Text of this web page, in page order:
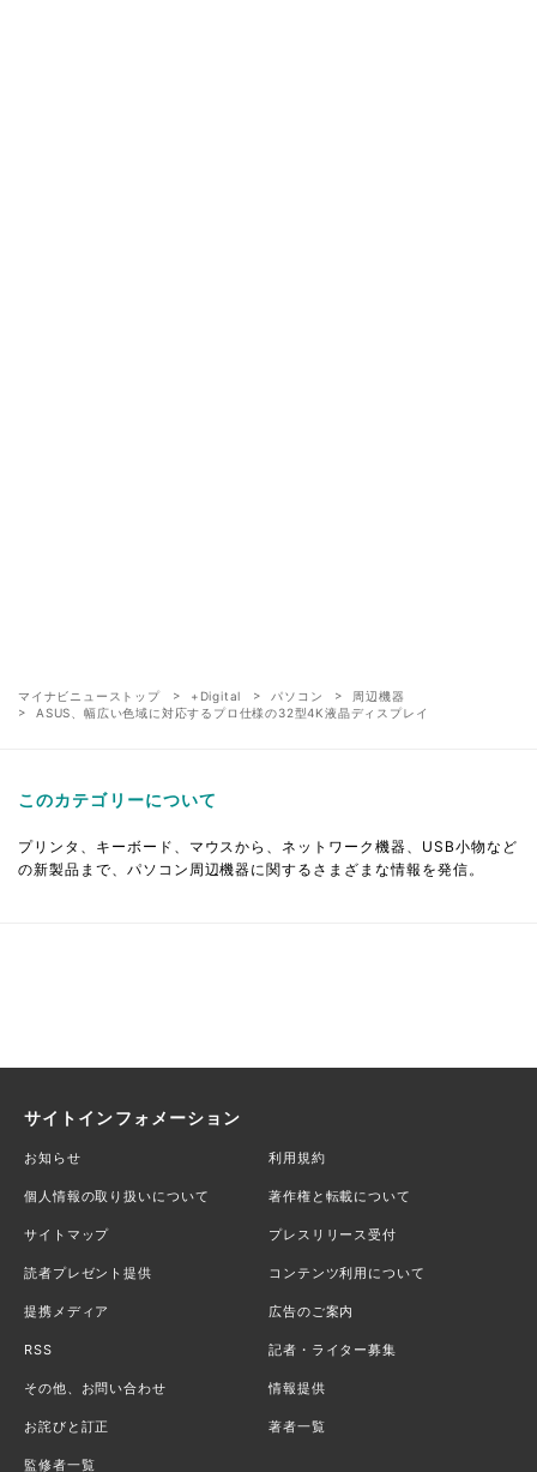
マイナビニューストップ +Digital パソコン
周辺機器
ASUS、幅広い色域に対応するプロ仕様の32型4K液晶ディスプレイ
このカテゴリーについて
プリンタ、キーボード、マウスから、ネットワーク機器、USB小物など
の新製品まで、パソコン周辺機器に関するさまざまな情報を発信。
サイトインフォメーション
お知らせ 利用規約
個人情報の取り扱いについて 著作権と転載について
サイトマップ プレスリリース受付
読者プレゼント提供 コンテンツ利用について
提携メディア 広告のご案内
RSS 記者・ライター募集
その他、お問い合わせ 情報提供
お詫びと訂正 著者一覧
監修者一覧